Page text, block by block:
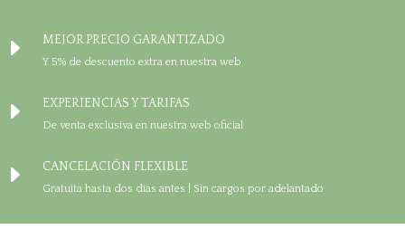
E MEJOR PRECIO GARANTIZADO
Y 5% de descuento extra en nuestra web
E EXPERIENCIAS Y TARIFAS
De venta exclusiva en nuestra web oficial
E CANCELACIÓN FLEXIBLE
Gratuita hasta dos días antes | Sin cargos por adelantado